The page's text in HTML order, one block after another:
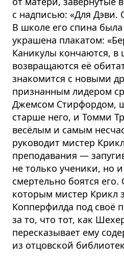
с надписью: «Для Дэви.
В школе его спина
украшена плакатом:
Каникулы кончаются, в
возвращаются её
знакомится с новыми
признанным лидером
Джемсом Стирфордом,
старше него, и Томми
весёлым и самым
руководит мистер
преподавания —
не только ученики, но
смертельно боятся
которым мистер Крикл
Копперфилда под своё
за то, что тот, как
пересказывает ему
из отцовской